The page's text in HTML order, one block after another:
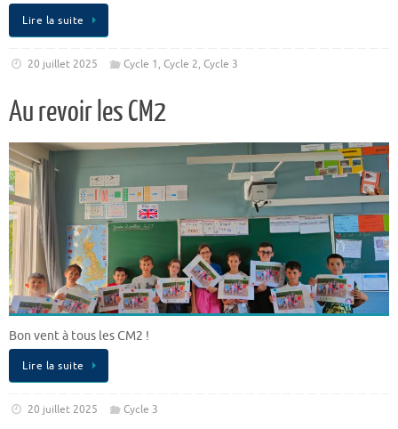
Lire la suite
20 juillet 2025 Cycle 1,Cycle 2,Cycle 3
Au revoir les CM2
Bon vent à tous les CM2 !
Lire la suite
20 juillet 2025 Cycle 3